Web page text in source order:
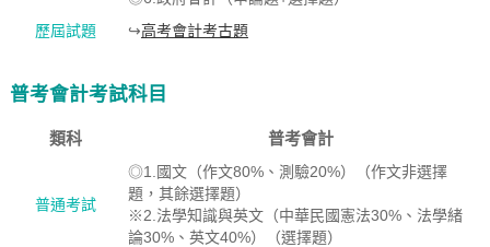
歷屆試題
↪高考會計考古題
普考會計考試科目
類科 普考會計
普通考試
◎1.國文（作文80%、測驗20%）（作文非選擇
題，其餘選擇題）
※2.法學知識與英文（中華民國憲法30%、法學緒
論30%、英文40%）（選擇題）